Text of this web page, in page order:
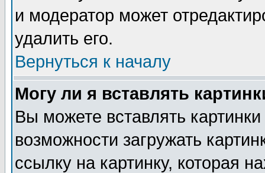
и модератор может
удалить его.
Вернуться к началу
Могу ли я вставлять
Вы можете вставлять
возможности загружать
ссылку на картинку, которая